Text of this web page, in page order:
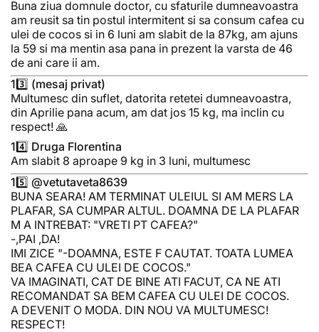
Buna ziua domnule doctor, cu sfaturile dumneavoastra
am reusit sa tin postul intermitent si sa consum cafea cu
ulei de cocos si in 6 luni am slabit de la 87kg, am ajuns
la 59 si ma mentin asa pana in prezent la varsta de 46
de ani care ii am.
13️⃣ (mesaj privat)
Multumesc din suflet, datorita retetei dumneavoastra,
din Aprilie pana acum, am dat jos 15 kg, ma inclin cu
respect! 🙏
14️⃣ Druga Florentina
Am slabit 8 aproape 9 kg in 3 luni, multumesc
15️⃣ @vetutaveta8639
BUNA SEARA! AM TERMINAT ULEIUL SI AM MERS LA
PLAFAR, SA CUMPAR ALTUL. DOAMNA DE LA PLAFAR
M A INTREBAT: "VRETI PT CAFEA?"
-,PAI ,DA!
IMI ZICE "-DOAMNA, ESTE F CAUTAT. TOATA LUMEA
BEA CAFEA CU ULEI DE COCOS."
VA IMAGINATI, CAT DE BINE ATI FACUT, CA NE ATI
RECOMANDAT SA BEM CAFEA CU ULEI DE COCOS.
A DEVENIT O MODA. DIN NOU VA MULTUMESC!
RESPECT!